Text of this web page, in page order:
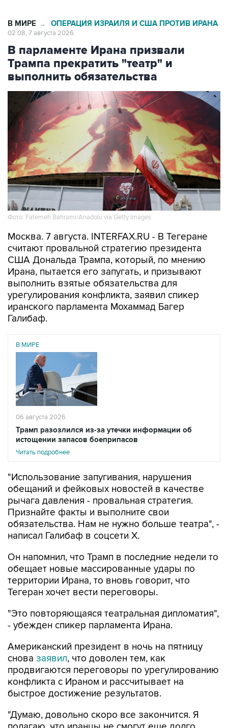
В МИРЕ → ОПЕРАЦИЯ ИЗРАИЛЯ И США ПРОТИВ ИРАНА
02:08, 7 августа 2026
В парламенте Ирана призвали
Трампа прекратить "театр" и
выполнить обязательства
Фото: Fatemeh Bahrami/Anadolu via Getty Images
Москва. 7 августа. INTERFAX.RU - В Тегеране
считают провальной стратегию президента
США Дональда Трампа, который, по мнению
Ирана, пытается его запугать, и призывают
выполнить взятые обязательства для
урегулирования конфликта, заявил спикер
иранского парламента Мохаммад Багер
Галибаф.
В МИРЕ
06 августа 2026
Трамп разозлился из-за утечки информации об
истощении запасов боеприпасов
Читать подробнее
"Использование запугивания, нарушения
обещаний и фейковых новостей в качестве
рычага давления - провальная стратегия.
Признайте факты и выполните свои
обязательства. Нам не нужно больше театра", -
написал Галибаф в соцсети X.
Он напомнил, что Трамп в последние недели то
обещает новые массированные удары по
территории Ирана, то вновь говорит, что
Тегеран хочет вести переговоры.
"Это повторяющаяся театральная дипломатия",
- убежден спикер парламента Ирана.
Американский президент в ночь на пятницу
снова заявил, что доволен тем, как
продвигаются переговоры по урегулированию
конфликта с Ираном и рассчитывает на
быстрое достижение результатов.
"Думаю, довольно скоро все закончится. Я